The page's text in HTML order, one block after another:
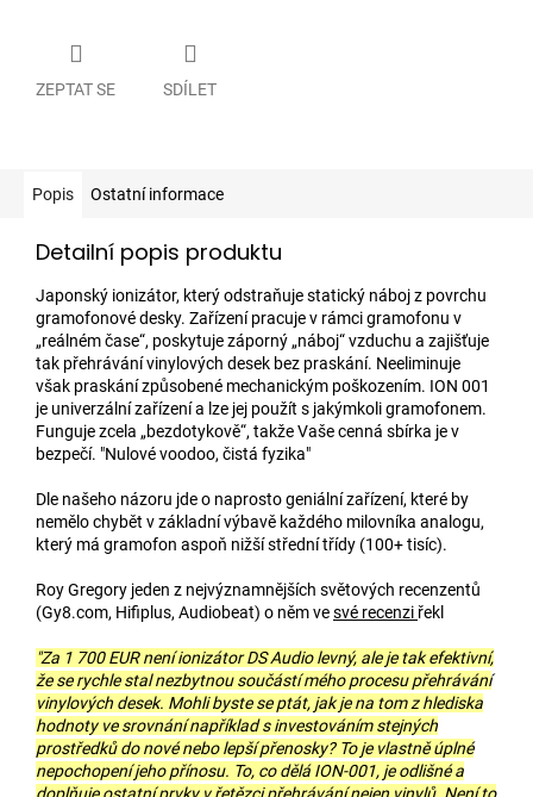
ZEPTAT SE SDÍLET
Popis Ostatní informace
Detailní popis produktu
Japonský ionizátor, který odstraňuje statický náboj z povrchu
gramofonové desky. Zařízení pracuje v rámci gramofonu v
„reálném čase“, poskytuje záporný „náboj“ vzduchu a zajišťuje
tak přehrávání vinylových desek bez praskání. Neeliminuje
však praskání způsobené mechanickým poškozením. ION 001
je univerzální zařízení a lze jej použít s jakýmkoli gramofonem.
Funguje zcela „bezdotykově“, takže Vaše cenná sbírka je v
bezpečí. "Nulové voodoo, čistá fyzika"
Dle našeho názoru jde o naprosto geniální zařízení, které by
nemělo chybět v základní výbavě každého milovníka analogu,
který má gramofon aspoň nižší střední třídy (100+ tisíc).
Roy Gregory jeden z nejvýznamnějších světových recenzentů
(Gy8.com, Hifiplus, Audiobeat) o něm vesvé recenzi řekl
"Za 1 700 EUR není ionizátor DS Audio levný, ale je tak efektivní,
že se rychle stal nezbytnou součástí mého procesu přehrávání
vinylových desek. Mohli byste se ptát, jak je na tom z hlediska
hodnoty ve srovnání například s investováním stejných
prostředků do nové nebo lepší přenosky? To je vlastně úplné
nepochopení jeho přínosu. To, co dělá ION-001, je odlišné a